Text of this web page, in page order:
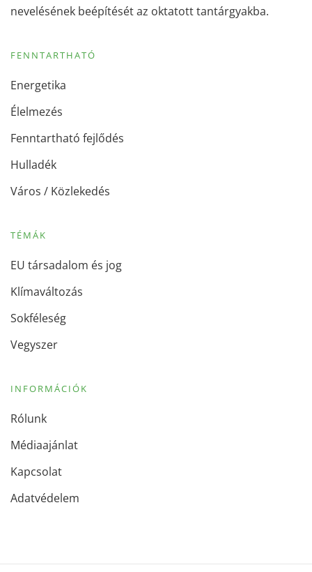
nevelésének beépítését az oktatott tantárgyakba.
FENNTARTHATÓ
Energetika
Élelmezés
Fenntartható fejlődés
Hulladék
Város / Közlekedés
TÉMÁK
EU társadalom és jog
Klímaváltozás
Sokféleség
Vegyszer
INFORMÁCIÓK
Rólunk
Médiaajánlat
Kapcsolat
Adatvédelem